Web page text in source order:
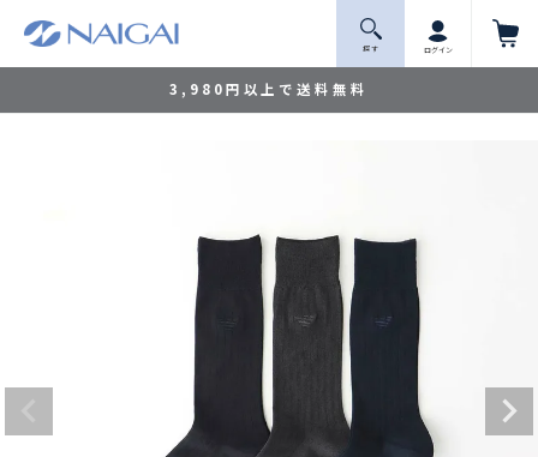
3,980円以上で送料無料
探 す ログイン